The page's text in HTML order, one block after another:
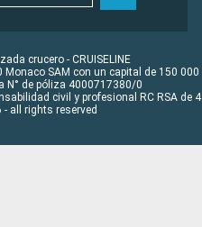
crucero - CRUISELINE
SAM con un capital de 150 000
N° de póliza 4000717380/0
civil y profesional RC RSA de
- all rights reserved